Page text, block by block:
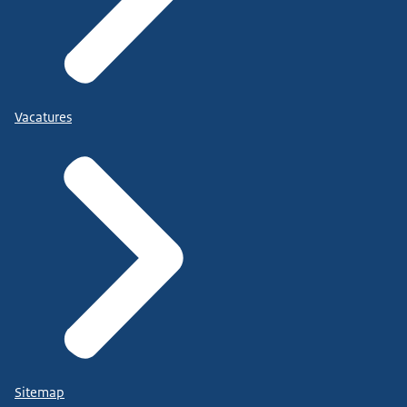
Vacatures
Sitemap